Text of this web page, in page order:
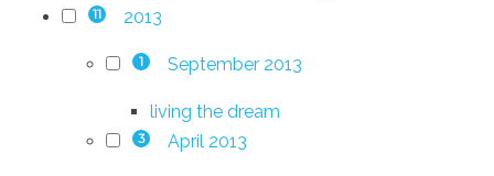
11 2013
1 September 2013
living the dream
3 April 2013